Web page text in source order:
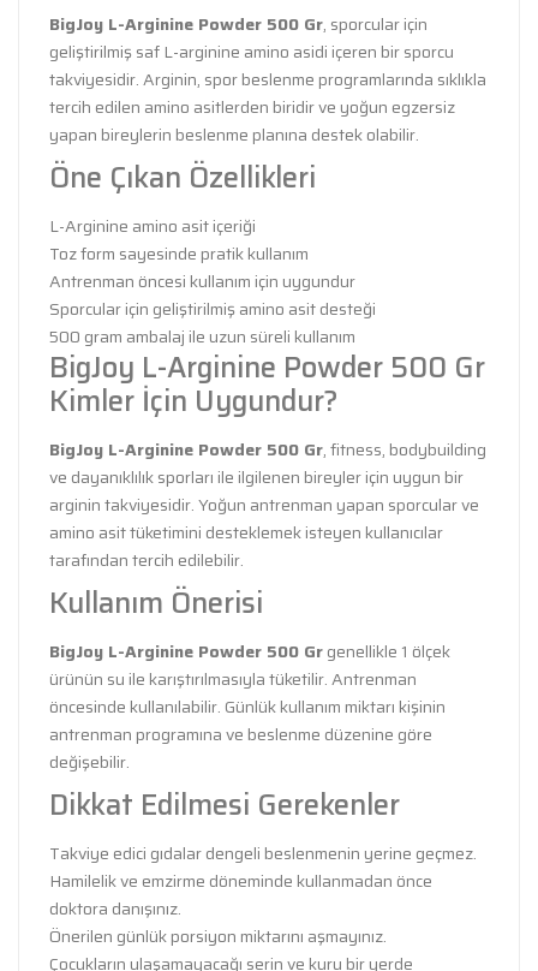
BigJoy L-Arginine Powder 500 Gr, sporcular için
geliştirilmiş saf L-arginine amino asidi içeren bir sporcu
takviyesidir. Arginin, spor beslenme programlarında sıklıkla
tercih edilen amino asitlerden biridir ve yoğun egzersiz
yapan bireylerin beslenme planına destek olabilir.
Öne Çıkan Özellikleri
L-Arginine amino asit içeriği
Toz form sayesinde pratik kullanım
Antrenman öncesi kullanım için uygundur
Sporcular için geliştirilmiş amino asit desteği
500 gram ambalaj ile uzun süreli kullanım
BigJoy L-Arginine Powder 500 Gr
Kimler İçin Uygundur?
BigJoy L-Arginine Powder 500 Gr, fitness, bodybuilding
ve dayanıklılık sporları ile ilgilenen bireyler için uygun bir
arginin takviyesidir. Yoğun antrenman yapan sporcular ve
amino asit tüketimini desteklemek isteyen kullanıcılar
tarafından tercih edilebilir.
Kullanım Önerisi
BigJoy L-Arginine Powder 500 Grgenellikle 1 ölçek
ürünün su ile karıştırılmasıyla tüketilir. Antrenman
öncesinde kullanılabilir. Günlük kullanım miktarı kişinin
antrenman programına ve beslenme düzenine göre
değişebilir.
Dikkat Edilmesi Gerekenler
Takviye edici gıdalar dengeli beslenmenin yerine geçmez.
Hamilelik ve emzirme döneminde kullanmadan önce
doktora danışınız.
Önerilen günlük porsiyon miktarını aşmayınız.
Çocukların ulaşamayacağı serin ve kuru bir yerde